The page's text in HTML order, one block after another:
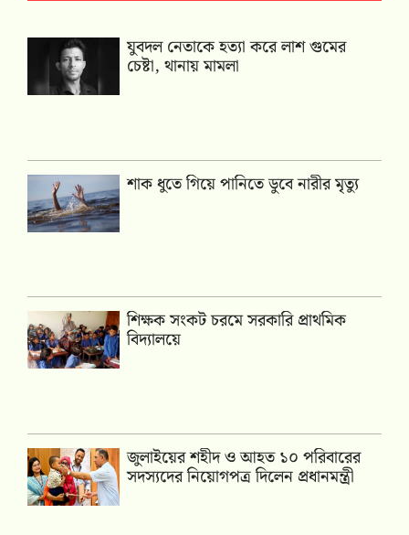
যুবদল নেতাকে হত্যা করে লাশ গুমের
চেষ্টা, থানায় মামলা
শাক ধুতে গিয়ে পানিতে ডুবে নারীর মৃত্যু
শিক্ষক সংকট চরমে সরকারি প্রাথমিক
বিদ্যালয়ে
জুলাইয়ের শহীদ ও আহত ১০ পরিবারের
সদস্যদের নিয়োগপত্র দিলেন প্রধানমন্ত্রী